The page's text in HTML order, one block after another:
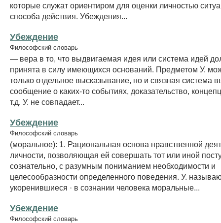
которые служат ориентиром для оценки личностью
способа действия. Убеждения...
Убеждение
Философский словарь
— вера в то, что выдвигаемая идея или система идей
принята в силу имеющихся оснований. Предметом У.
только отдельное высказывание, но и связная система
сообщение о каких-то событиях, доказательство,
т.д. У. не совпадает...
Убеждение
Философский словарь
(моральное): 1. Рациональная основа нравственной
личности, позволяющая ей совершать тот или иной
сознательно, с разумным пониманием необходимости и
целесообразности определенного поведения. У.
укоренившиеся · в сознании человека моральные...
Убеждение
Философский словарь